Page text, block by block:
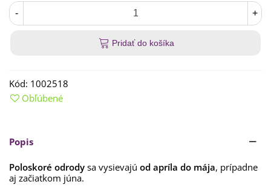
- +
Pridať do košíka
Kód: 1002518
Obľúbené
Popis
Poloskoré odrody sa vysievajú od apríla do mája, prípadne
aj začiatkom júna.